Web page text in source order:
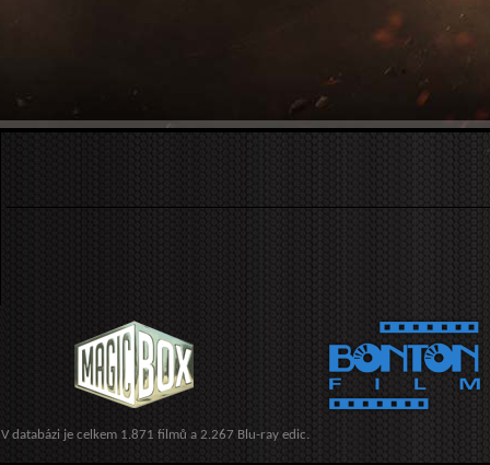
V databázi je celkem 1.871 filmů a 2.267 Blu-ray edic.